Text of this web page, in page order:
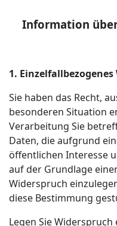
Information
1.
Sie haben das Recht,
besonderen Situation
Verarbeitung Sie
Daten, die aufgrund
öffentlichen Interesse
auf der Grundlage
Widerspruch
diese Bestimmung
Legen Sie